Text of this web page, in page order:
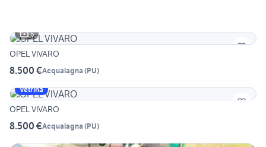
6
OPEL VIVARO
8.500 €Acqualagna (PU)
Vetrina
OPEL VIVARO
8.500 €Acqualagna (PU)